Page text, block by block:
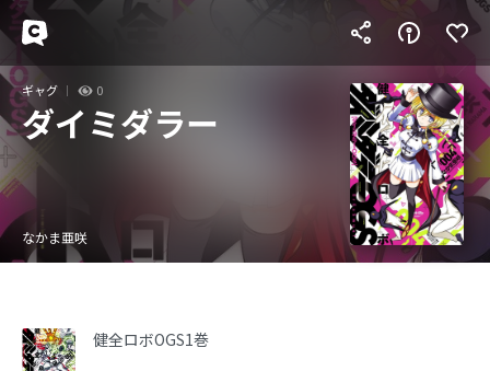
ギャグ 0
ダイミダラー
なかま亜咲
健全ロボOGS1巻